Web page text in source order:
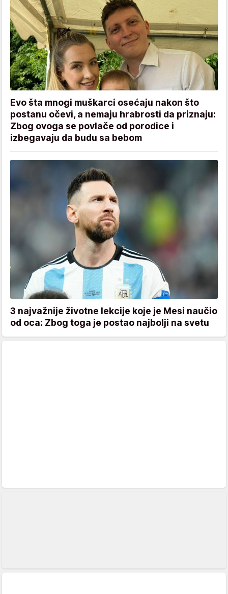
Evo šta mnogi muškarci osećaju nakon što
postanu očevi, a nemaju hrabrosti da priznaju:
Zbog ovoga se povlače od porodice i
izbegavaju da budu sa bebom
3 najvažnije životne lekcije koje je Mesi naučio
od oca: Zbog toga je postao najbolji na svetu